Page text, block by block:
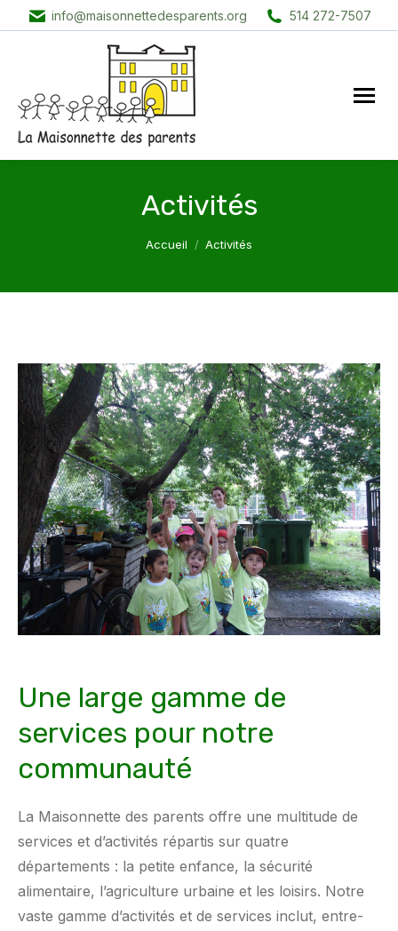
info@maisonnettedesparents.org 514 272-7507
Activités
Vous êtes ici :
Accueil Activités
Une large gamme de
services pour notre
communauté
La Maisonnette des parents offre une multitude de
services et d’activités répartis sur quatre
départements : la petite enfance, la sécurité
alimentaire, l’agriculture urbaine et les loisirs. Notre
vaste gamme d’activités et de services inclut, entre-